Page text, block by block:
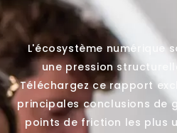
L'écosystème numérique
une pression
Téléchargez ce rapport
principales conclusions de
points de friction les plus